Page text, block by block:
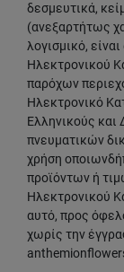
δεσμευτικά,
(ανεξαρτήτως
λογισμικό,
Ηλεκτρονικού
παρόχων
Ηλεκτρονικό
Ελληνικούς και
πνευματικών
χρήση
προϊόντων ή
Ηλεκτρονικού
αυτό, προς
χωρίς την